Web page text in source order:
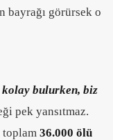
bayrağı görürsek o
kolay bulurken, biz
pek yansıtmaz.
toplam 36.000 ölü